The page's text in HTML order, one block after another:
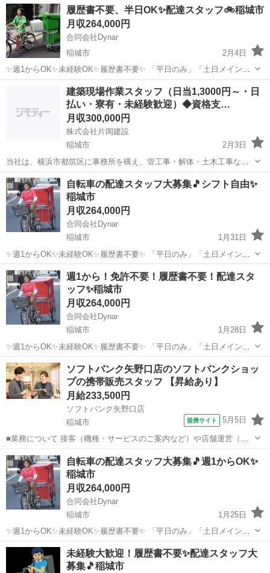
経験を積んだ後は、副店長そして店長となり、自らの裁量で店舗を運
営（半年～1年半を目処に）。「スタ...
東京 稲城市 その他
履歴書不要、半日OK✨配達スタッフ🚲稲城市
月収264,000円
合同会社Dynar
稲城市
2月4日
✨週1からOK✨未経験OK✨履歴書不要✨ 「平日のみ」「土日メイン」
「Wワーク」など働き方はなんでも可！ シフト自由に組めます！ 午前
のみ午後のみ可能！ アルバイト枠もございます。 自転車は会社で用意
します🚲 ...
稲城市 配送 未経験
建築現場作業スタッフ（日当1,3000円～・日
払い・寮有・未経験歓迎）◆資格支…
月収300,000円
株式会社片岡建設
稲城市
2月3日
当社は、横浜市都筑区に事務所を構え、管工事・解体・土木工事な
ど、幅広い建築現場に携わっています。 事業拡大に伴い、建築現場作
業スタッフを募集しています。 未経験の方でも安心してスタートでき
るよう、入社後は代表や先輩社員と...
東京 稲城市 その他 未経験
自転車の配達スタッフ大募集🎵シフト自由✨
稲城市
月収264,000円
合同会社Dynar
稲城市
1月31日
✨週1からOK✨未経験OK✨履歴書不要✨ 「平日のみ」「土日メイン」
「Wワーク」など働き方はなんでも可！ シフト自由に組めます！ 午前
のみ午後のみ可能！ アルバイト枠もございます。 自転車は会社で用意
します🚲 ...
東京 稲城市 配送 未経験
週1から！免許不要！履歴書不要！配達スタ
ッフ✨稲城市
月収264,000円
合同会社Dynar
稲城市
1月28日
✨週1からOK✨未経験OK✨履歴書不要✨ 「平日のみ」「土日メイン」
「Wワーク」など働き方はなんでも可！ シフト自由に組めます！ 午前
のみ午後のみ可能！ アルバイト枠もございます。 自転車は会社で用意
します🚲 ...
東京 稲城市 配送
ソフトバンク矢野口店のソフトバンクショッ
プの携帯販売スタッフ 【昇給あり】
月給233,500円
ソフトバンク矢野口店
稲城市
提携サイト 5月5日
■業務について 接客（機種・サービスのご案内など）や店舗運営（書
類作成や販促ツールの企画・制作など）をお願いします。 一日の流れ
や、個人・法人それぞれのお客様への対応方法を実務を通してイチか
ら学んでいき、ゆくゆくはストアマ...
東京 稲城市 その他
自転車の配達スタッフ大募集🎵週1からOK✨
稲城市
月収264,000円
合同会社Dynar
稲城市
1月25日
✨週1からOK✨未経験OK✨履歴書不要✨ 「平日のみ」「土日メイン」
「Wワーク」など働き方はなんでも可！ シフト自由に組めます！ 午前
のみ午後のみ可能！ アルバイト枠もございます。 自転車は会社で用意
します🚲 ...
東京 稲城市 配送
未経験大歓迎！履歴書不要✨配達スタッフ大
募集🎵稲城市